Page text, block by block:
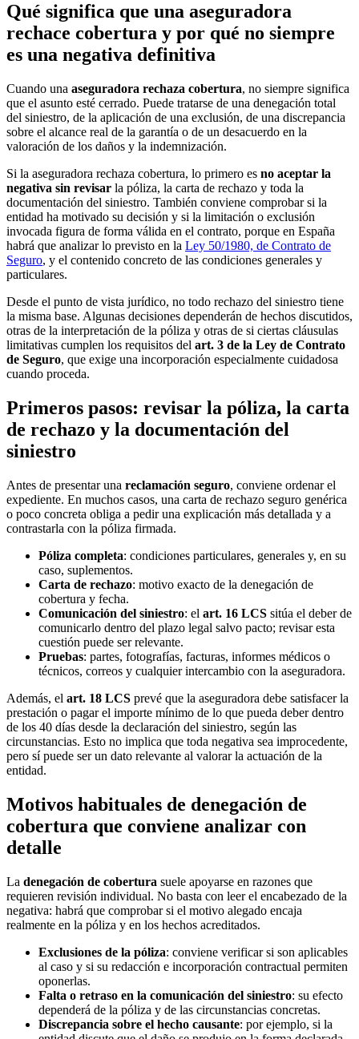
Qué significa que una aseguradora
rechace cobertura y por qué no siempre
es una negativa definitiva
Cuando una aseguradora rechaza cobertura, no siempre significa
que el asunto esté cerrado. Puede tratarse de una denegación total
del siniestro, de la aplicación de una exclusión, de una discrepancia
sobre el alcance real de la garantía o de un desacuerdo en la
valoración de los daños y la indemnización.
Si la aseguradora rechaza cobertura, lo primero es no aceptar la
negativa sin revisar la póliza, la carta de rechazo y toda la
documentación del siniestro. También conviene comprobar si la
entidad ha motivado su decisión y si la limitación o exclusión
invocada figura de forma válida en el contrato, porque en España
habrá que analizar lo previsto en la Ley 50/1980, de Contrato de
Seguro, y el contenido concreto de las condiciones generales y
particulares.
Desde el punto de vista jurídico, no todo rechazo del siniestro tiene
la misma base. Algunas decisiones dependerán de hechos discutidos,
otras de la interpretación de la póliza y otras de si ciertas cláusulas
limitativas cumplen los requisitos del art. 3 de la Ley de Contrato
de Seguro, que exige una incorporación especialmente cuidadosa
cuando proceda.
Primeros pasos: revisar la póliza, la carta
de rechazo y la documentación del
siniestro
Antes de presentar una reclamación seguro, conviene ordenar el
expediente. En muchos casos, una carta de rechazo seguro genérica
o poco concreta obliga a pedir una explicación más detallada y a
contrastarla con la póliza firmada.
Póliza completa: condiciones particulares, generales y, en su
caso, suplementos.
Carta de rechazo: motivo exacto de la denegación de
cobertura y fecha.
Comunicación del siniestro: el art. 16 LCS sitúa el deber de
comunicarlo dentro del plazo legal salvo pacto; revisar esta
cuestión puede ser relevante.
Pruebas: partes, fotografías, facturas, informes médicos o
técnicos, correos y cualquier intercambio con la aseguradora.
Además, el art. 18 LCS prevé que la aseguradora debe satisfacer la
prestación o pagar el importe mínimo de lo que pueda deber dentro
de los 40 días desde la declaración del siniestro, según las
circunstancias. Esto no implica que toda negativa sea improcedente,
pero sí puede ser un dato relevante al valorar la actuación de la
entidad.
Motivos habituales de denegación de
cobertura que conviene analizar con
detalle
La denegación de cobertura suele apoyarse en razones que
requieren revisión individual. No basta con leer el encabezado de la
negativa: habrá que comprobar si el motivo alegado encaja
realmente en la póliza y en los hechos acreditados.
Exclusiones de la póliza: conviene verificar si son aplicables
al caso y si su redacción e incorporación contractual permiten
oponerlas.
Falta o retraso en la comunicación del siniestro: su efecto
dependerá de la póliza y de las circunstancias concretas.
Discrepancia sobre el hecho causante: por ejemplo, si la